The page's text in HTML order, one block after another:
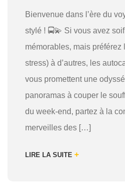
Bienvenue dans l’ère du
stylé ! 🚍💫 Si vous avez
mémorables, mais préférez
stress) à d’autres, les
vous promettent une
panoramas à couper le
du week-end, partez à la
merveilles des […]
LIRE LA SUITE +